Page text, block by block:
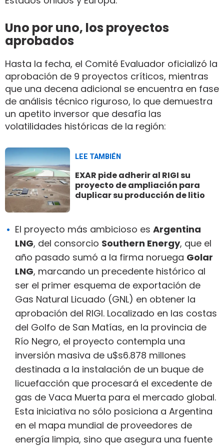
Uno por uno, los proyectos
aprobados
Hasta la fecha, el Comité Evaluador oficializó la
aprobación de 9 proyectos críticos, mientras
que una decena adicional se encuentra en fase
de análisis técnico riguroso, lo que demuestra
un apetito inversor que desafía las
volatilidades históricas de la región:
LEE TAMBIÉN
EXAR pide adherir al RIGI su
proyecto de ampliación para
duplicar su producción de litio
El proyecto más ambicioso es Argentina
LNG, del consorcio Southern Energy, que el
año pasado sumó a la firma noruega Golar
LNG, marcando un precedente histórico al
ser el primer esquema de exportación de
Gas Natural Licuado (GNL) en obtener la
aprobación del RIGI. Localizado en las costas
del Golfo de San Matías, en la provincia de
Río Negro, el proyecto contempla una
inversión masiva de u$s6.878 millones
destinada a la instalación de un buque de
licuefacción que procesará el excedente de
gas de Vaca Muerta para el mercado global.
Esta iniciativa no sólo posiciona a Argentina
en el mapa mundial de proveedores de
energía limpia, sino que asegura una fuente